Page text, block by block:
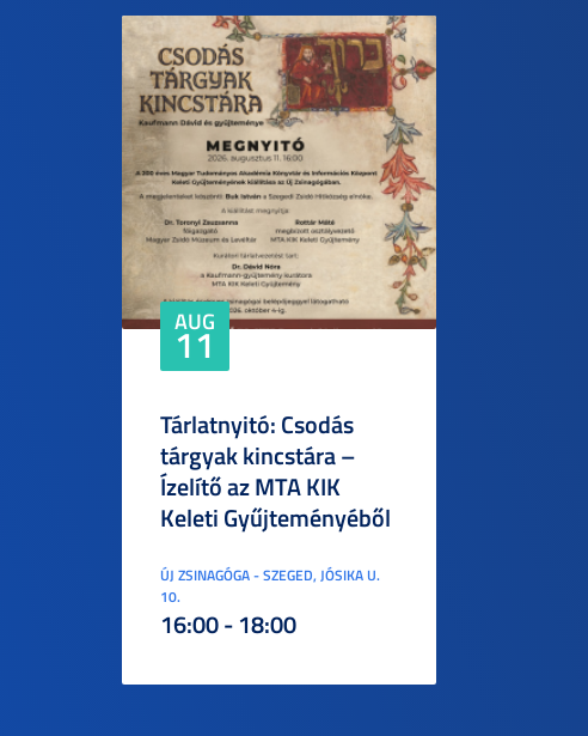
AUG
11
Tárlatnyitó: Csodás
tárgyak kincstára –
Ízelítő az MTA KIK
Keleti Gyűjteményéből
ÚJ ZSINAGÓGA - SZEGED, JÓSIKA U.
10.
16:00 - 18:00